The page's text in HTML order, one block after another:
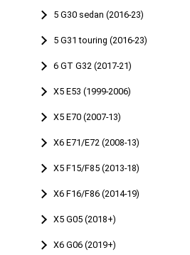
5 G30 sedan (2016-23)
5 G31 touring (2016-23)
6 GT G32 (2017-21)
X5 E53 (1999-2006)
X5 E70 (2007-13)
X6 E71/E72 (2008-13)
X5 F15/F85 (2013-18)
X6 F16/F86 (2014-19)
X5 G05 (2018+)
X6 G06 (2019+)